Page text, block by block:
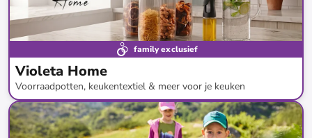
family exclusief
Violeta Home
Voorraadpotten, keukentextiel & meer voor je keuken
tot-80%* Prijsknallers Restock